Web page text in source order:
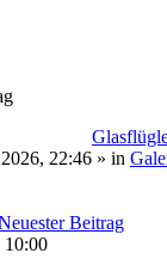
22:46 » in
Beitrag
10:00